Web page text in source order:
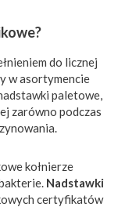
do licznej
w asortymencie
paletowe,
zarówno podczas
kołnierze
Nadstawki
certyfikatów